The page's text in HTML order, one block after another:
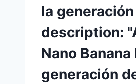
la
description:
Nano
generación